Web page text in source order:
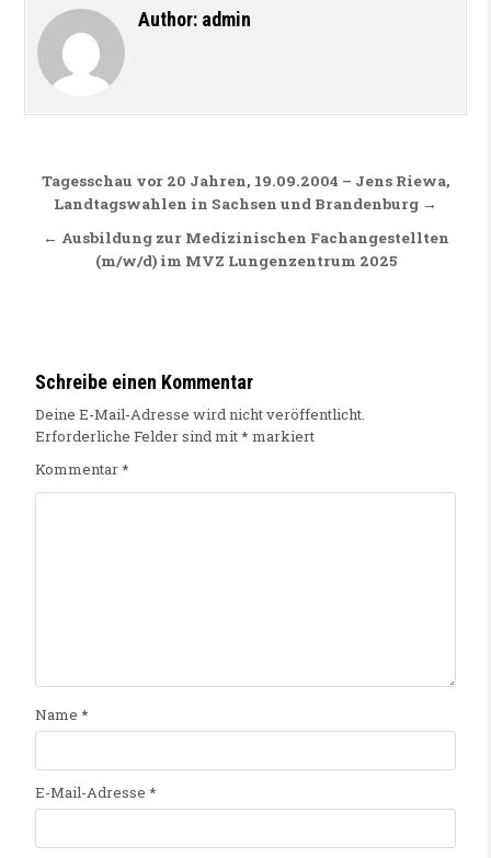
Author: admin
Beitragsnavigation
Tagesschau vor 20 Jahren, 19.09.2004 – Jens Riewa,
Landtagswahlen in Sachsen und Brandenburg →
← Ausbildung zur Medizinischen Fachangestellten
(m/w/d) im MVZ Lungenzentrum 2025
Schreibe einen Kommentar
Deine E-Mail-Adresse wird nicht veröffentlicht.
Erforderliche Felder sind mit* markiert
Kommentar*
Name *
E-Mail-Adresse *